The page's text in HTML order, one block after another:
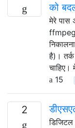
को
मेरे पास
ffmpeg
है)।
15
2
डिजिटल